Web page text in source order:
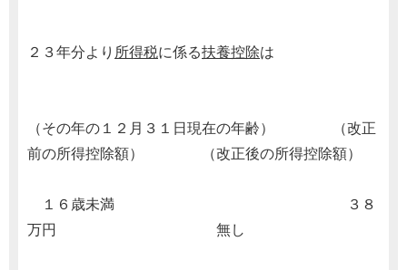
２３年分より 所得税に係る扶養控除は
（その年の１２月３１日現在の年齢） （改正
前の所得控除額） （改正後の所得控除額）
１６歳未満 ３８
万円 無し